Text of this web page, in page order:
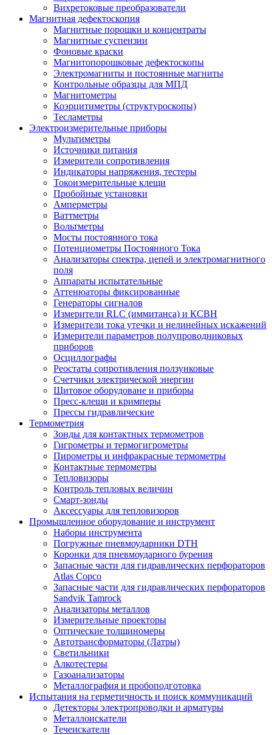
Вихретоковые преобразователи
Магнитная дефектоскопия
Магнитные порошки и концентраты
Магнитные суспензии
Фоновые краски
Магнитопорошковые дефектоскопы
Электромагниты и постоянные магниты
Контрольные образцы для МПД
Магнитометры
Коэрцитиметры (структуроскопы)
Тесламетры
Электроизмерительные приборы
Мультиметры
Источники питания
Измерители сопротивления
Индикаторы напряжения, тестеры
Токоизмерительные клещи
Пробойные установки
Амперметры
Ваттметры
Вольтметры
Мосты постоянного тока
Потенциометры Постоянного Тока
Анализаторы спектра, цепей и электромагнитного
поля
Аппараты испытательные
Аттенюаторы фиксированные
Генераторы сигналов
Измерители RLC (иммитанса) и КСВН
Измерители тока утечки и нелинейных искажений
Измерители параметров полупроводниковых
приборов
Осциллографы
Реостаты сопротивления ползунковые
Счетчики электрической энергии
Щитовое оборудоване и приборы
Пресс-клещи и кримперы
Прессы гидравлические
Термометрия
Зонды для контактных термометров
Гигрометры и термогигрометры
Пирометры и инфракрасные термометры
Контактные термометры
Тепловизоры
Контроль тепловых величин
Смарт-зонды
Аксессуары для тепловизоров
Промышленное оборудование и инструмент
Наборы инструмента
Погружные пневмоударники DTH
Коронки для пневмоударного бурения
Запасные части для гидравлических перфораторов
Atlas Copco
Запасные части для гидравлических перфораторов
Sandvik Tamrock
Анализаторы металлов
Измерительные проекторы
Оптические толщиномеры
Автотрансформаторы (Латры)
Светильники
Алкотестеры
Газоанализаторы
Металлография и пробоподготовка
Испытания на герметичность и поиск коммуникаций
Детекторы электропроводки и арматуры
Металлоискатели
Течеискатели